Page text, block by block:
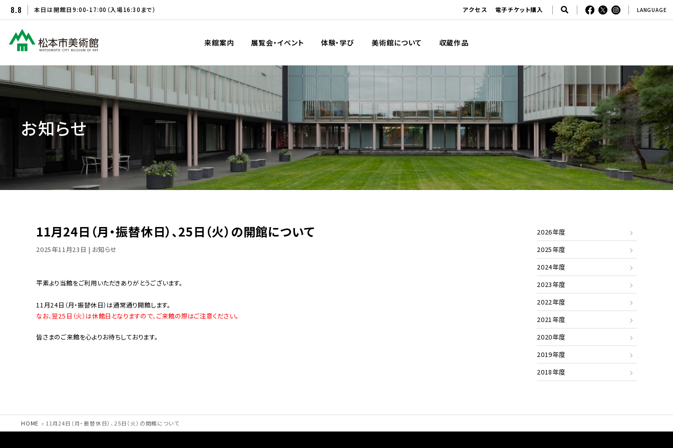
8.8 本日は開館日9:00-17:00 （入場16:30まで） アクセス 電子チケット購入 LANGUAGE
来館案内 展覧会・イベント 体験・学び 美術館について 収蔵作品
お知らせ
11月24日（月・振替休日）、25日（火）の開館について
2025年11月23日 | お知らせ
平素より当館をご利用いただきありがとうございます。
11月24日（月・振替休日）は通常通り開館します。
なお、翌25日（火）は休館日となりますので、ご来館の際はご注意ください。
皆さまのご来館を心よりお待ちしております。
2026年度
2025年度
2024年度
2023年度
2022年度
2021年度
2020年度
2019年度
2018年度
HOME 11月24日（月・振替休日）、25日（火）の開館について